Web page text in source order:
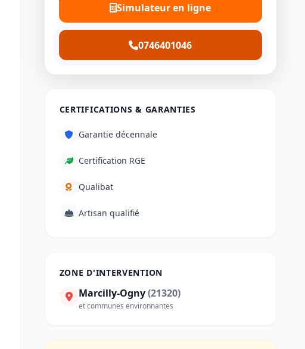
Simulateur en ligne
0746401046
CERTIFICATIONS & GARANTIES
Garantie décennale
Certification RGE
Qualibat
Artisan qualifié
ZONE D'INTERVENTION
Marcilly-Ogny(21320)
et communes environnantes